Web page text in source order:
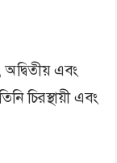
এবং
চিরস্থায়ী এবং